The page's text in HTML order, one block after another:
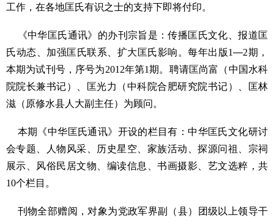
工作，在各地匡氏有识之士的支持下即将付印。
《中华匡氏通讯》的办刊宗旨是：传播匡氏文化、报道匡
氏动态、加强匡氏联系、扩大匡氏影响。每年出版1—2期，
本期为试刊号，序号为2012年第1期。聘请匡尚富（中国水科
院院长兼书记）、匡光力（中科院合肥研究院书记）、匡林
滋（原修水县人大副主任）为顾问。
本期《中华匡氏通讯》开设的栏目有：中华匡氏文化研讨
会专题、人物风采、历史星空、家族活动、探源问祖、宗祠
展示、风俗民居文物、编读信息、书画摄影、艺文选粹，共
10个栏目。
刊物全部赠阅，对象为党政军界副（县）团级以上领导干